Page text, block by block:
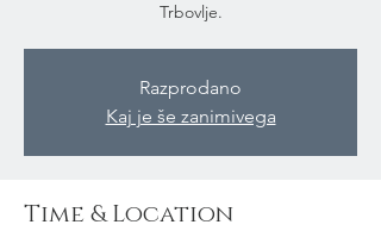
Trbovlje.
Razprodano
Kaj je še zanimivega
Time & Location